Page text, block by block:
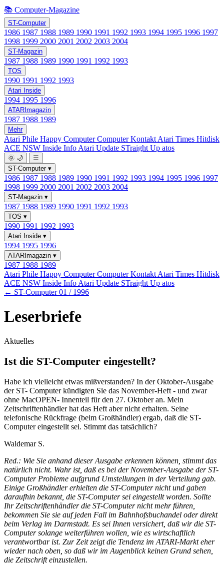
📚 Computer-Magazine
ST-Computer
1986 1987 1988 1989 1990 1991 1992 1993 1994 1995 1996 1997
1998 1999 2000 2001 2002 2003 2004
ST-Magazin
1987 1988 1989 1990 1991 1992 1993
TOS
1990 1991 1992 1993
Atari Inside
1994 1995 1996
ATARImagazin
1987 1988 1989
Mehr
Atari Phile Happy ComputerComputer Kontakt Atari Times Hitdisk
ACE NSW Inside Info Atari Update STraight Up atos
🌞 🌙
☰
ST-Computer ▾
1986 1987 1988 1989 1990 1991 1992 1993 1994 1995 1996 1997
1998 1999 2000 2001 2002 2003 2004
ST-Magazin ▾
1987 1988 1989 1990 1991 1992 1993
TOS ▾
1990 1991 1992 1993
Atari Inside ▾
1994 1995 1996
ATARImagazin ▾
1987 1988 1989
Atari Phile Happy ComputerComputer Kontakt Atari Times Hitdisk
ACE NSW Inside Info Atari Update STraight Up atos
← ST-Computer 01 / 1996
Leserbriefe
Aktuelles
Ist die ST-Computer eingestellt?
Habe ich vielleicht etwas mißverstanden? In der Oktober-Ausgabe
der ST- Computer kündigten Sie das November-Heft - und zwar
ohne MacOPEN- Innenteil für den 27. Oktober an. Mein
Zeitschriftenhändler hat das Heft aber nicht erhalten. Seine
telefonische Rückfrage (beim Großhändler) ergab, daß die ST-
Computer eingestellt sei. Stimmt das tatsächlich?
Waldemar S.
Red.: Wie Sie anhand dieser Ausgabe erkennen können, stimmt das
natürlich nicht. Wahr ist, daß es bei der November-Ausgabe der ST-
Computer Probleme aufgrund Umstellungen in der Verteilung gab.
Einige Großhändler erhielten die ST-Computer nicht und gaben
daraufhin bekannt, die ST-Computer sei eingestellt worden. Sollte
Ihr Zeitschriftenhändler die ST-Computer nicht mehr führen,
bekommen Sie sie auf jeden Fall im Bahnhofsbuchandel oder direkt
beim Verlag im Darmstadt. Es sei Ihnen versichert, daß wir die ST-
Computer solange weiterführen wollen, wie es wirtschaftlich
verantwortbar ist. Zur Zeit zeigt die Tendenz im ATARI-Markt eher
wieder nach oben, so daß wir im Augenblick keinen Grund sehen,
die Zeitschrift einzustellen.